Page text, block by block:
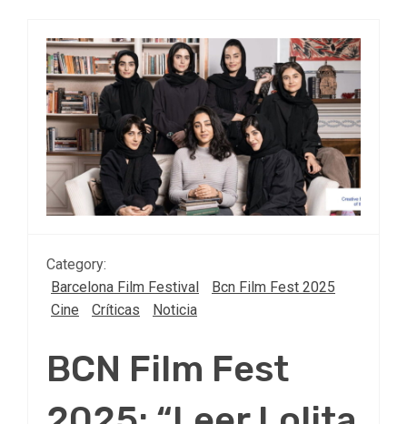
Category:
Barcelona Film Festival
Bcn Film Fest 2025
Cine
Críticas Noticia
BCN Film Fest